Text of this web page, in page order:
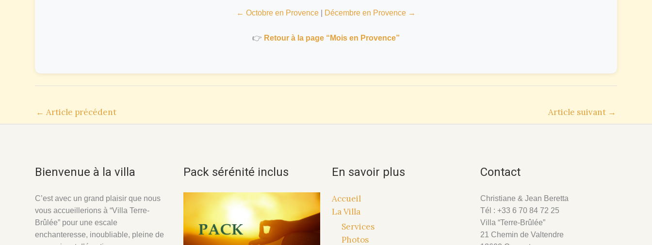
← Octobre en Provence Décembre en Provence →
👉 Retour à la page “Mois en Provence”
← Article précédent Article suivant →
Bienvenue à la villa
C’est avec un grand plaisir que nous
vous accueillerions à “Villa Terre-
Brûlée” pour une escale
enchanteresse, inoubliable, pleine de
Pack sérénité inclus En savoir plus
Accueil
La Villa
Services
Photos
Contact
Christiane & Jean Beretta
Tél : +33 6 70 84 72 25
Villa “Terre-Brûlée”
21 Chemin de Valtendre